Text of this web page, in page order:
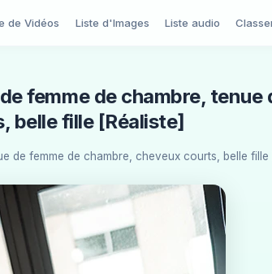
de Vidéos Liste d'Images Liste audio
femme de chambre, tenue
belle fille [Réaliste]
de femme de chambre, cheveux courts, belle fille